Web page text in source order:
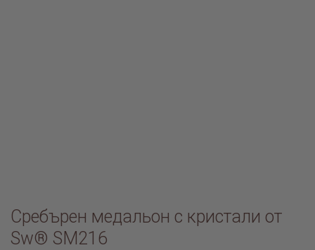
Сребърен медальон с кристали от
Sw® SM216